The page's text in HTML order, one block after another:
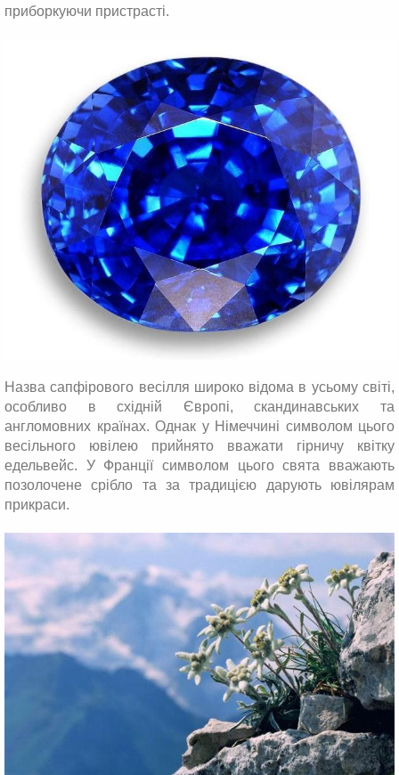
приборкуючи пристрасті.
Назва сапфірового весілля широко відома в усьому світі,
особливо в східній Європі, скандинавських та
англомовних країнах. Однак у Німеччині символом цього
весільного ювілею прийнято вважати гірничу квітку
едельвейс. У Франції символом цього свята вважають
позолочене срібло та за традицією дарують ювілярам
прикраси.